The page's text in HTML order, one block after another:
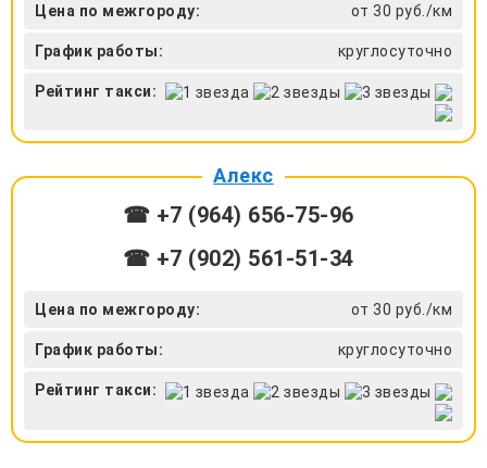
Цена по межгороду: от 30 руб./км
График работы: круглосуточно
Рейтинг такси:
Алекс
☎ +7 (964) 656-75-96
☎ +7 (902) 561-51-34
Цена по межгороду: от 30 руб./км
График работы: круглосуточно
Рейтинг такси: